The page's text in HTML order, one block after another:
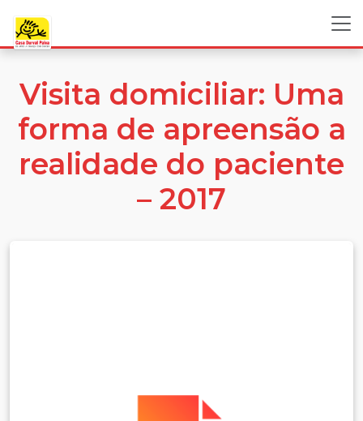
Visita domiciliar: Uma
forma de apreensão a
realidade do paciente
– 2017